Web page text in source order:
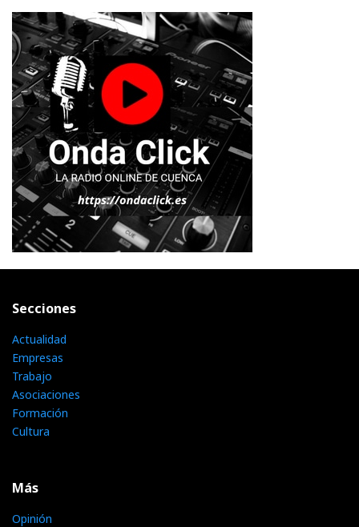
Secciones
Actualidad
Empresas
Trabajo
Asociaciones
Formación
Cultura
Más
Opinión